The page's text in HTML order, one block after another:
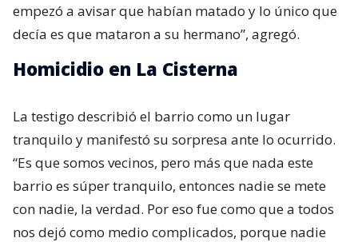
empezó a avisar que habían matado y lo único que
decía es que mataron a su hermano”, agregó.
Homicidio en La Cisterna
La testigo describió el barrio como un lugar
tranquilo y manifestó su sorpresa ante lo ocurrido.
“Es que somos vecinos, pero más que nada este
barrio es súper tranquilo, entonces nadie se mete
con nadie, la verdad. Por eso fue como que a todos
nos dejó como medio complicados, porque nadie